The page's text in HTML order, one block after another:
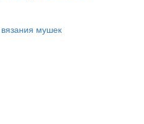
мушек